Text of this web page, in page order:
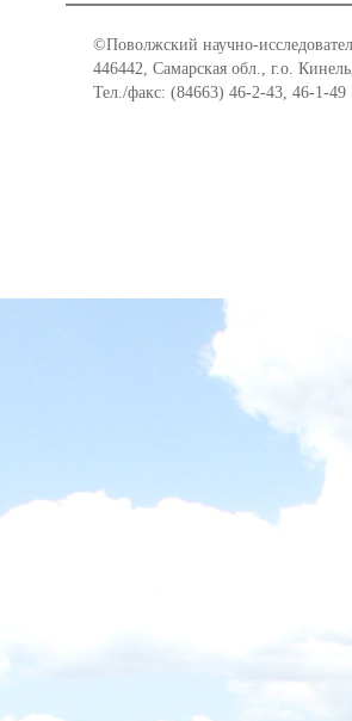
©Поволжский научно-
446442, Самарская обл., г.о.
Тел./факс: (84663) 46-2-43, 46-1-49